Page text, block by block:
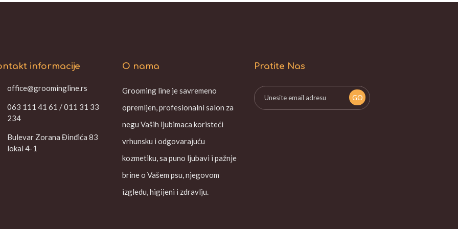
informacije
office@groomingline.rs
063 111 41 61 / 011 31 33
234
Bulevar Zorana Đinđića 83
lokal 4-1
O nama
Grooming line je savremeno
opremljen, profesionalni salon za
negu Vaših ljubimaca koristeći
vrhunsku i odgovarajuću
kozmetiku, sa puno ljubavi i pažnje
brine o Vašem psu, njegovom
izgledu, higijeni i zdravlju.
Pratite Nas